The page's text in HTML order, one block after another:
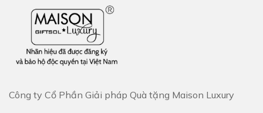
Công ty Cổ Phần Giải pháp Quà tặng Maison Luxury